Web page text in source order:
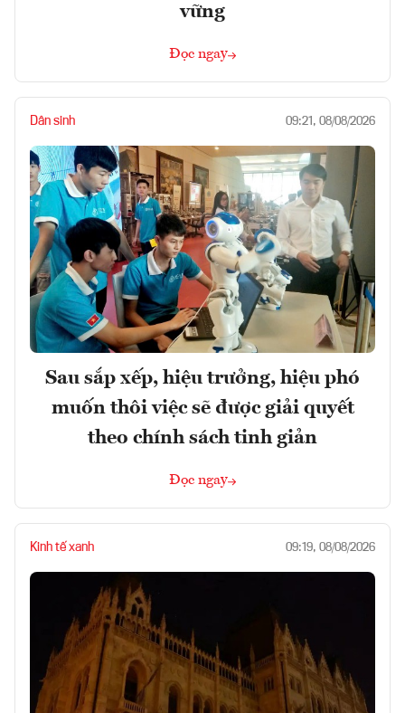
vững
Đọc ngay
Dân sinh 09:21, 08/08/2026
Sau sắp xếp, hiệu trưởng, hiệu phó
muốn thôi việc sẽ được giải quyết
theo chính sách tinh giản
Đọc ngay
Kinh tế xanh 09:19, 08/08/2026